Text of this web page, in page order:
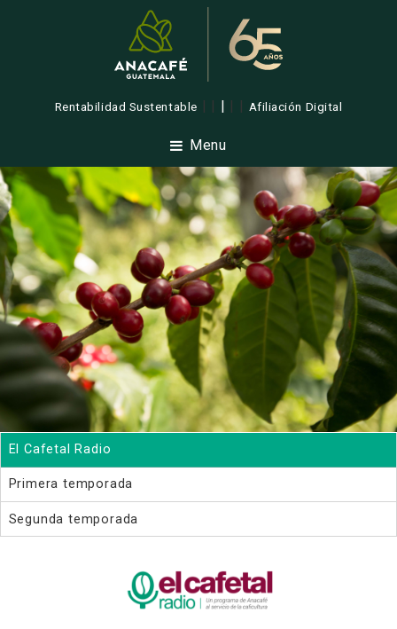
Rentabilidad Sustentable | | | | | Afiliación Digital
Menu
El Cafetal Radio
Primera temporada
Segunda temporada